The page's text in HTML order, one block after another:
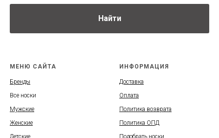
Найти
МЕНЮ САЙТА
Бренды
Все носки
Мужские
Женские
ИНФОРМАЦИЯ
Доставка
Оплата
Политика возврата
Политика ОПД